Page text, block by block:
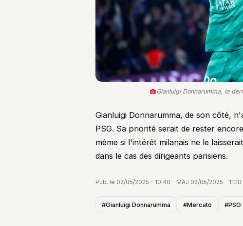
Gianluigi Donnarumma, le
Gianluigi Donnarumma, de son côté,
PSG. Sa priorité serait de rester
même si l'intérêt milanais ne le
dans le cas des dirigeants parisiens.
Pub. le 02/05/2025 - 10:40 - MAJ 02/05/2025 - 11:10
#Gianluigi Donnarumma #Mercato #PSG